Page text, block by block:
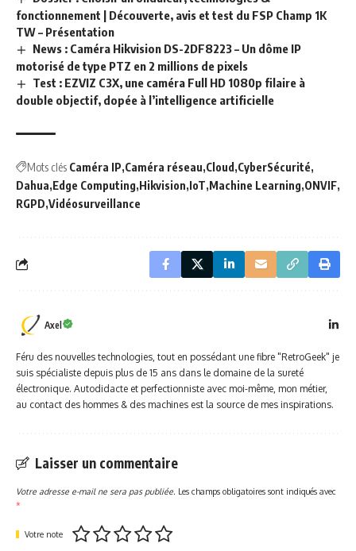
fonctionnement | Découverte, avis et test du FSP Champ 1K
TW – Présentation
News : Caméra Hikvision DS-2DF8223 – Un dôme IP
motorisé de type PTZ en 2 millions de pixels
Test : EZVIZ C3X, une caméra Full HD 1080p filaire à
double objectif, dopée à l’intelligence artificielle
Mots clés Caméra IP Caméra réseau Cloud CyberSécurité
Dahua Edge Computing Hikvision IoT Machine Learning ONVIF
RGPD Vidéosurveillance
Axel
Féru des nouvelles technologies, tout en possédant une fibre "RetroGeek" je
suis spécialiste depuis plus de 15 ans dans le domaine de la sureté
électronique. Autodidacte et perfectionniste avec moi-même, mon métier,
au contact des hommes & des machines est la source de mes inspirations.
Laisser un commentaire
Votre adresse e-mail ne sera pas publiée. Les champs obligatoires sont indiqués avec
*
Votre note